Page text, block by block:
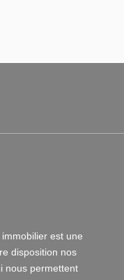
est une
disposition nos
nous permettent